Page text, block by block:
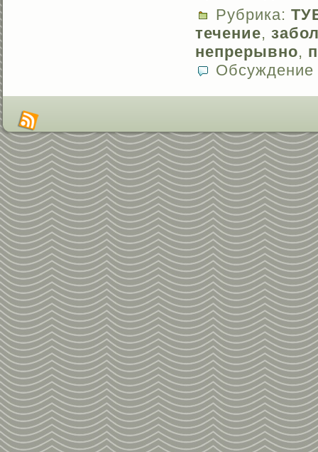
Рубрика:
течение,
непрерывно,
Обсуждение